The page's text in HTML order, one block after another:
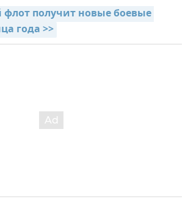
получит новые боевые
года >>